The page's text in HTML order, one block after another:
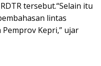
tersebut.“Selain itu
lintas
Kepri,” ujar